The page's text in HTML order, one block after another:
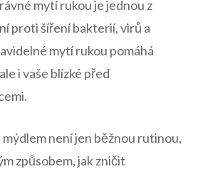
mytí rukou je jednou z
proti šíření bakterií, virů a
mytí rukou pomáhá
i vaše blízké před
není jen běžnou rutinou,
způsobem, jak zničit